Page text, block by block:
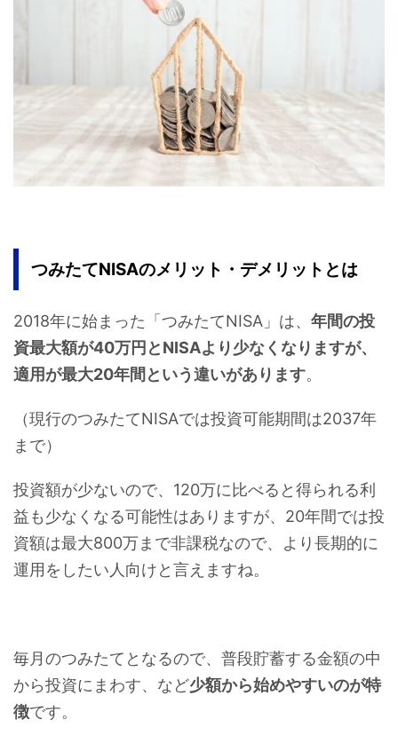
つみたてNISAのメリット・デメリットとは
2018年に始まった「つみたてNISA」は、 年間の投
資最大額が40万円とNISAより少なくなりますが、
適用が最大20年間という違いがあります。
（現行のつみたてNISAでは投資可能期間は2037年
まで）
投資額が少ないので、120万に比べると得られる利
益も少なくなる可能性はありますが、20年間では投
資額は最大800万まで非課税なので、より長期的に
運用をしたい人向けと言えますね。
毎月のつみたてとなるので、普段貯蓄する金額の中
から投資にまわす、など少額から始めやすいのが特
徴です。